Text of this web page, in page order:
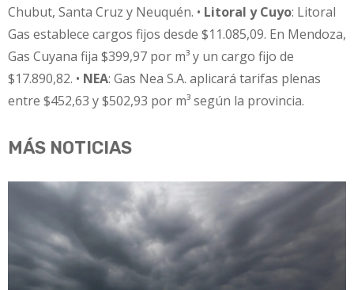
Chubut, Santa Cruz y Neuquén. • Litoral y Cuyo: Litoral
Gas establece cargos fijos desde $11.085,09. En Mendoza,
Gas Cuyana fija $399,97 por m³ y un cargo fijo de
$17.890,82. • NEA: Gas Nea S.A. aplicará tarifas plenas
entre $452,63 y $502,93 por m³ según la provincia.
MÁS NOTICIAS